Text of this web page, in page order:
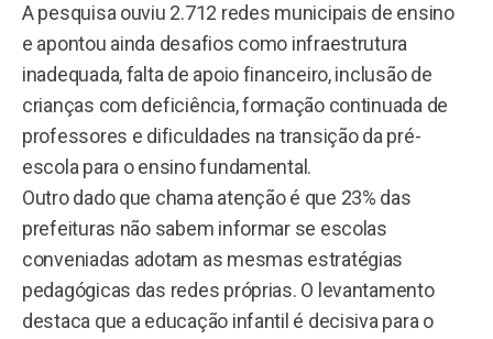
A pesquisa ouviu 2.712 redes municipais de ensino
e apontou ainda desafios como infraestrutura
inadequada, falta de apoio financeiro, inclusão de
crianças com deficiência, formação continuada de
professores e dificuldades na transição da pré-
escola para o ensino fundamental.
Outro dado que chama atenção é que 23% das
prefeituras não sabem informar se escolas
conveniadas adotam as mesmas estratégias
pedagógicas das redes próprias. O levantamento
destaca que a educação infantil é decisiva para o